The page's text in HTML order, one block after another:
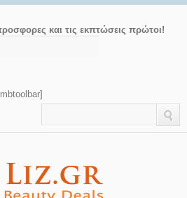
και τις εκπτώσεις πρώτοι!